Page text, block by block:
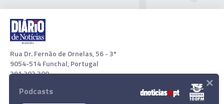
Rua Dr. Fernão de Ornelas, 56 - 3º
9054-514 Funchal, Portugal
291 202 300
Download App
Podcasts ×